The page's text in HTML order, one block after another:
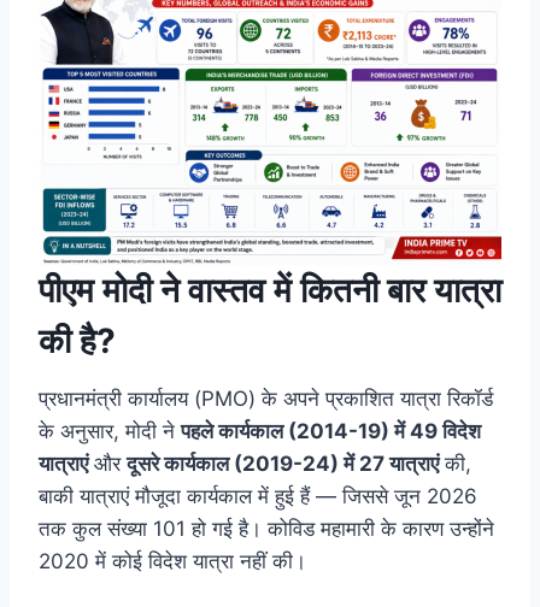
पीएम मोदी ने वास्तव में कितनी बार यात्रा
की है?
प्रधानमंत्री कार्यालय (PMO) के अपने प्रकाशित यात्रा रिकॉर्ड
के अनुसार, मोदी नेपहले कार्यकाल (2014-19) में 49 विदेश
यात्राएंऔरदूसरे कार्यकाल (2019-24) में 27 यात्राएंकी,
बाकी यात्राएं मौजूदा कार्यकाल में हुई हैं — जिससे जून 2026
तक कुल संख्या 101 हो गई है। कोविड महामारी के कारण उन्होंने
2020 में कोई विदेश यात्रा नहीं की।